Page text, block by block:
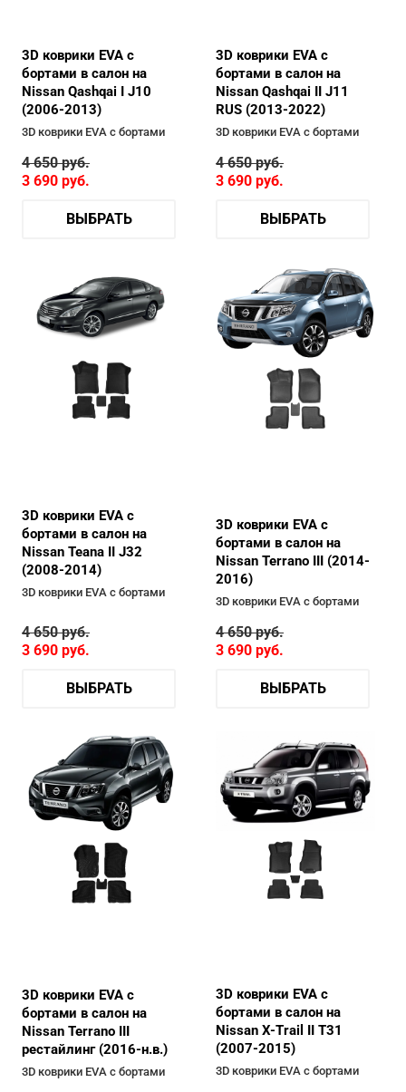
3D коврики EVA с
бортами в салон на
Nissan Qashqai I J10
(2006-2013)
3D коврики EVA с бортами
4 650руб.
3 690 руб.
ВЫБРАТЬ
3D коврики EVA с
бортами в салон на
Nissan Qashqai II J11
RUS (2013-2022)
3D коврики EVA с бортами
4 650руб.
3 690 руб.
ВЫБРАТЬ
3D коврики EVA с
бортами в салон на
Nissan Teana II J32
(2008-2014)
3D коврики EVA с бортами
4 650руб.
3 690 руб.
ВЫБРАТЬ
3D коврики EVA с
бортами в салон на
Nissan Terrano III (2014-
2016)
3D коврики EVA с бортами
4 650руб.
3 690 руб.
ВЫБРАТЬ
3D коврики EVA с
бортами в салон на
Nissan Terrano III
рестайлинг (2016-н.в.)
3D коврики EVA с бортами
3D коврики EVA с
бортами в салон на
Nissan X-Trail II T31
(2007-2015)
3D коврики EVA с бортами